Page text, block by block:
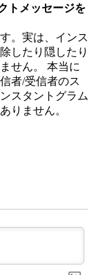
トメッセージを
。実は、インス
したり隠したり
せん。 本当に
者/受信者のス
スタントグラム
りません。